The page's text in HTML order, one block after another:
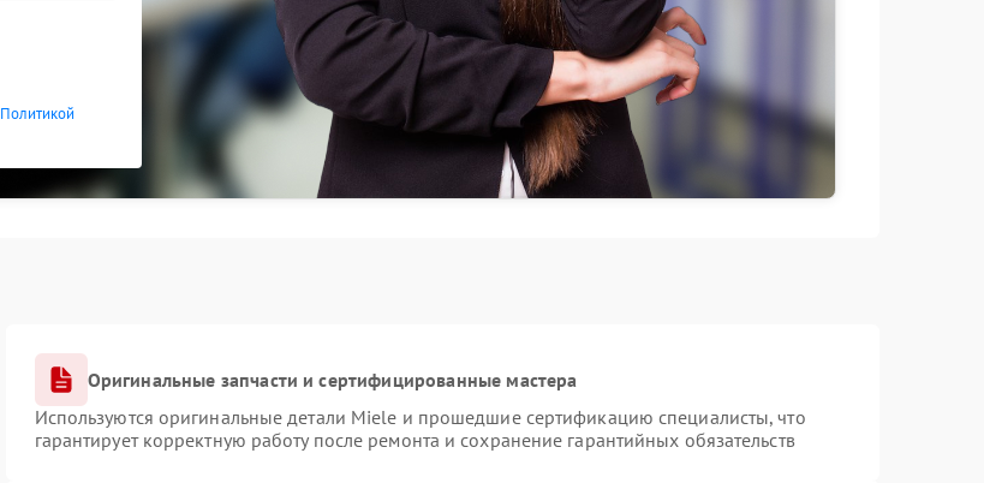
Политикой
Оригинальные запчасти и сертифицированные мастера
Используются оригинальные детали Miele и прошедшие сертификацию специалисты, что
гарантирует корректную работу после ремонта и сохранение гарантийных обязательств